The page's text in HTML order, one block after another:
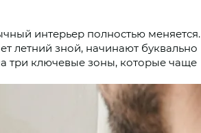
интерьер полностью меняется.
летний зной, начинают буквально
три ключевые зоны, которые чаще